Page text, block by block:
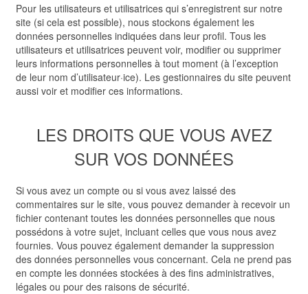
Pour les utilisateurs et utilisatrices qui s’enregistrent sur notre
site (si cela est possible), nous stockons également les
données personnelles indiquées dans leur profil. Tous les
utilisateurs et utilisatrices peuvent voir, modifier ou supprimer
leurs informations personnelles à tout moment (à l’exception
de leur nom d’utilisateur·ice). Les gestionnaires du site peuvent
aussi voir et modifier ces informations.
LES DROITS QUE VOUS AVEZ
SUR VOS DONNÉES
Si vous avez un compte ou si vous avez laissé des
commentaires sur le site, vous pouvez demander à recevoir un
fichier contenant toutes les données personnelles que nous
possédons à votre sujet, incluant celles que vous nous avez
fournies. Vous pouvez également demander la suppression
des données personnelles vous concernant. Cela ne prend pas
en compte les données stockées à des fins administratives,
légales ou pour des raisons de sécurité.